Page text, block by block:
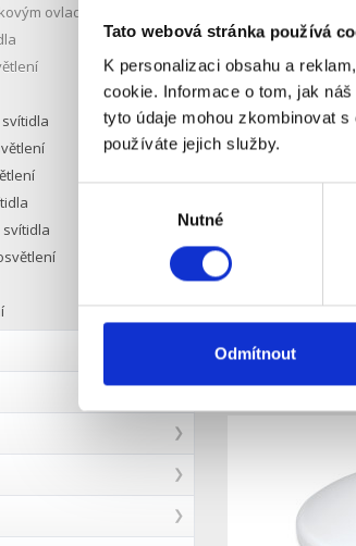
Tato webová stránka používá
K personalizaci obsahu a
cookie. Informace o tom, jak
tyto údaje mohou zkombinovat
používáte jejich služby.
Nutné
Odmítnout
ovladačem
svítidla
Popis
Verze HF/
zdroj, který
Senzor
Podobné a